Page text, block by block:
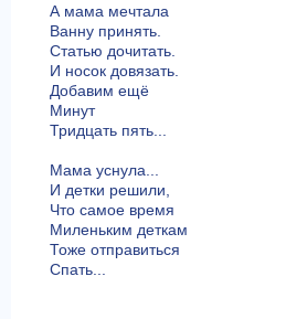
А мама мечтала
Ванну принять.
Статью дочитать.
И носок довязать.
Добавим ещё
Минут
Тридцать пять...
Мама уснула...
И детки решили,
Что самое время
Миленьким деткам
Тоже отправиться
Спать...